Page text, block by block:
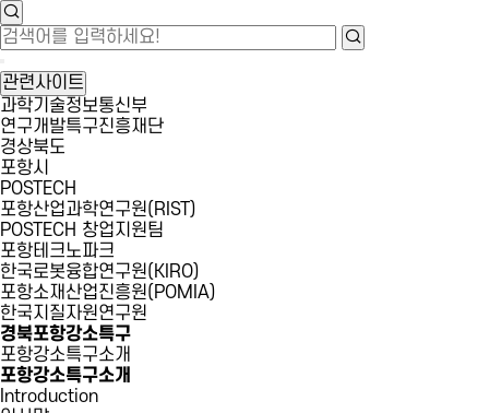
관련사이트
과학기술정보통신부
연구개발특구진흥재단
경상북도
포항시
POSTECH
포항산업과학연구원(RIST)
POSTECH 창업지원팀
포항테크노파크
한국로봇융합연구원(KIRO)
포항소재산업진흥원(POMIA)
한국지질자원연구원
경북포항강소특구
포항강소특구소개
포항강소특구소개
Introduction